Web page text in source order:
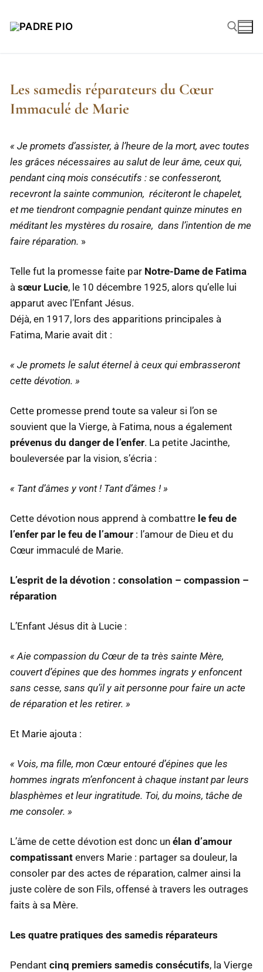
Les samedis réparateurs du Cœur
Immaculé de Marie
« Je promets d’assister, à l’heure de la mort, avec toutes
les grâces nécessaires au salut de leur âme, ceux qui,
pendant cinq mois consécutifs : se confesseront,
recevront la sainte communion, réciteront le chapelet,
et me tiendront compagnie pendant quinze minutes en
méditant les mystères du rosaire, dans l’intention de me
faire réparation. »
Telle fut la promesse faite par Notre-Dame de Fatima
à sœur Lucie, le 10 décembre 1925, alors qu’elle lui
apparut avec l’Enfant Jésus.
Déjà, en 1917, lors des apparitions principales à
Fatima, Marie avait dit :
« Je promets le salut éternel à ceux qui embrasseront
cette dévotion. »
Cette promesse prend toute sa valeur si l’on se
souvient que la Vierge, à Fatima, nous a également
prévenus du danger de l’enfer. La petite Jacinthe,
bouleversée par la vision, s’écria :
« Tant d’âmes y vont ! Tant d’âmes ! »
Cette dévotion nous apprend à combattre le feu de
l’enfer par le feu de l’amour : l’amour de Dieu et du
Cœur immaculé de Marie.
L’esprit de la dévotion : consolation – compassion –
réparation
L’Enfant Jésus dit à Lucie :
« Aie compassion du Cœur de ta très sainte Mère,
couvert d’épines que des hommes ingrats y enfoncent
sans cesse, sans qu’il y ait personne pour faire un acte
de réparation et les retirer. »
Et Marie ajouta :
« Vois, ma fille, mon Cœur entouré d’épines que les
hommes ingrats m’enfoncent à chaque instant par leurs
blasphèmes et leur ingratitude. Toi, du moins, tâche de
me consoler. »
L’âme de cette dévotion est donc un élan d’amour
compatissant envers Marie : partager sa douleur, la
consoler par des actes de réparation, calmer ainsi la
juste colère de son Fils, offensé à travers les outrages
faits à sa Mère.
Les quatre pratiques des samedis réparateurs
Pendant cinq premiers samedis consécutifs, la Vierge